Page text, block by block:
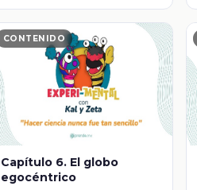
CONTENIDO
Capítulo 6. El globo
egocéntrico